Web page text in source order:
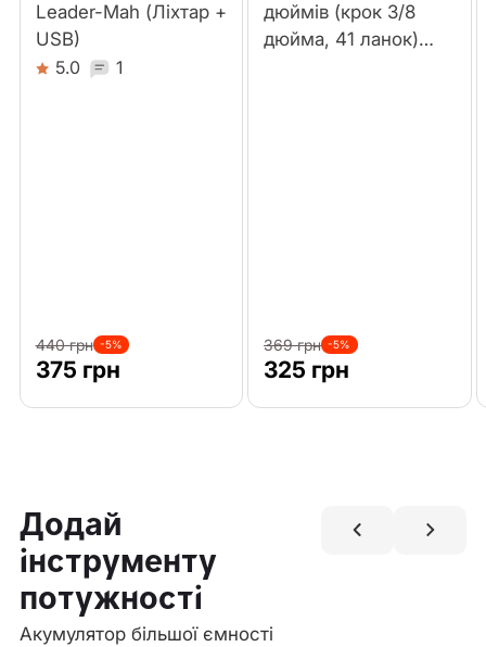
Leader-Mah (Ліхтар +
USB)
5.0 1
440 грн -5%
375 грн
дюймів (крок 3/8
дюйма, 41 ланок)
369 грн -5%
325 грн
Додай
інструменту
потужності
Акумулятор більшої ємності